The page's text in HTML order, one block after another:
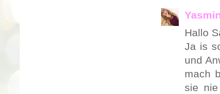
Hallo
Ja is
und
mach
sie